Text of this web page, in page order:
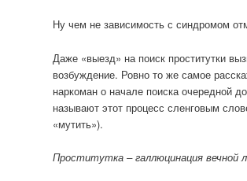
Ну чем не зависимость с синдромом
Даже «выезд» на поиск проститутки
возбуждение. Ровно то же самое
наркоман о начале поиска очередной
называют этот процесс сленговым
«мутить»).
Проститутка – галлюцинация вечной